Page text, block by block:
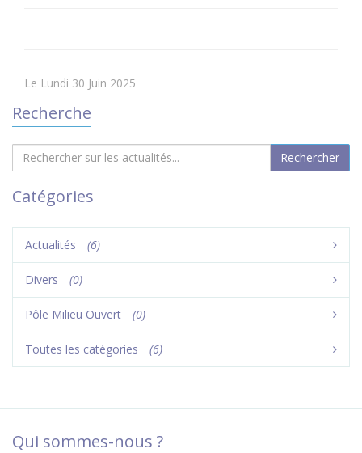
Le Lundi 30 Juin 2025
Recherche
Catégories
Actualités (6)
Divers (0)
Pôle Milieu Ouvert (0)
Toutes les catégories (6)
Qui sommes-nous ?